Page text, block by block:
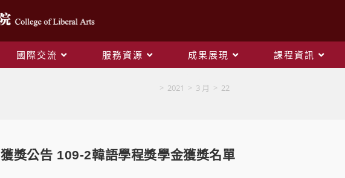
國際交流 服務資源 成果展現 課程資訊
> 2021 > 3 月 > 22
獲獎公告 109-2韓語學程獎學金獲獎名單